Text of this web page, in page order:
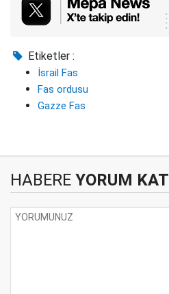
Etiketler :
İsrail Fas
Fas ordusu
Gazze Fas
HABERE YORUM KAT